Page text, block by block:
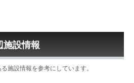
施設情報
施設情報を参考にしています。